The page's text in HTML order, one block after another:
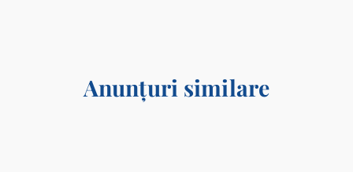
Anunțuri similare